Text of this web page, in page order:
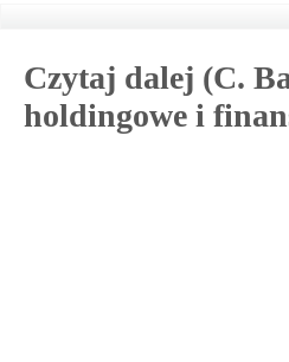
Czytaj dalej (C.
holdingowe i